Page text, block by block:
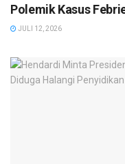
Polemik Kasus
JULI 12, 2026